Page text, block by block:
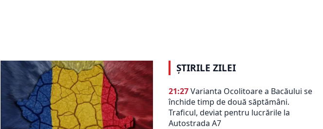
ȘTIRILE ZILEI
21:27Varianta Ocolitoare a Bacăului se
închide timp de două săptămâni.
Traficul, deviat pentru lucrările la
Autostrada A7